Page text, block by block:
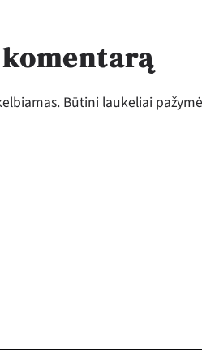
Būtini laukeliai